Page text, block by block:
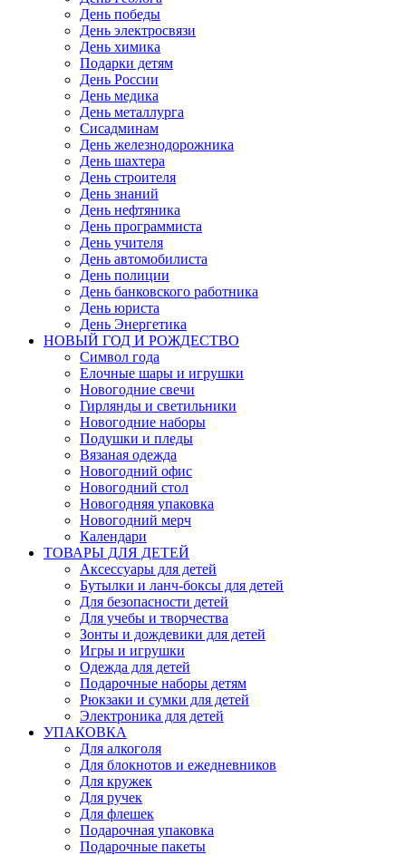
День победы
День электросвязи
День химика
Подарки детям
День России
День медика
День металлурга
Сисадминам
День железнодорожника
День шахтера
День строителя
День знаний
День нефтяника
День программиста
День учителя
День автомобилиста
День полиции
День банковского работника
День юриста
День Энергетика
НОВЫЙ ГОД И РОЖДЕСТВО
Символ года
Елочные шары и игрушки
Новогодние свечи
Гирлянды и светильники
Новогодние наборы
Подушки и пледы
Вязаная одежда
Новогодний офис
Новогодний стол
Новогодняя упаковка
Новогодний мерч
Календари
ТОВАРЫ ДЛЯ ДЕТЕЙ
Аксессуары для детей
Бутылки и ланч-боксы для детей
Для безопасности детей
Для учебы и творчества
Зонты и дождевики для детей
Игры и игрушки
Одежда для детей
Подарочные наборы детям
Рюкзаки и сумки для детей
Электроника для детей
УПАКОВКА
Для алкоголя
Для блокнотов и ежедневников
Для кружек
Для ручек
Для флешек
Подарочная упаковка
Подарочные пакеты